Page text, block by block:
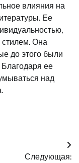
влияния на
Ее
Она
до этого были
Благодаря ее
над
Следующая: